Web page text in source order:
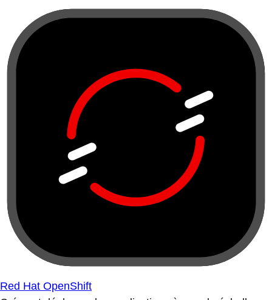
Red Hat OpenShift